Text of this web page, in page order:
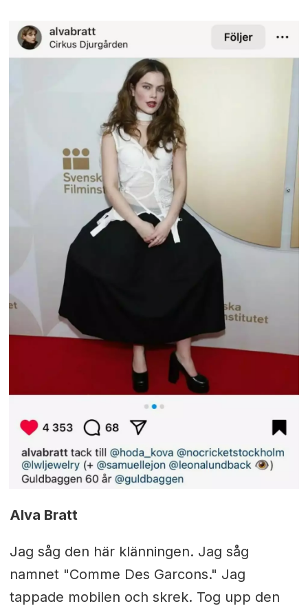
Alva Bratt
Jag såg den här klänningen. Jag såg
namnet "Comme Des Garcons." Jag
tappade mobilen och skrek. Tog upp den